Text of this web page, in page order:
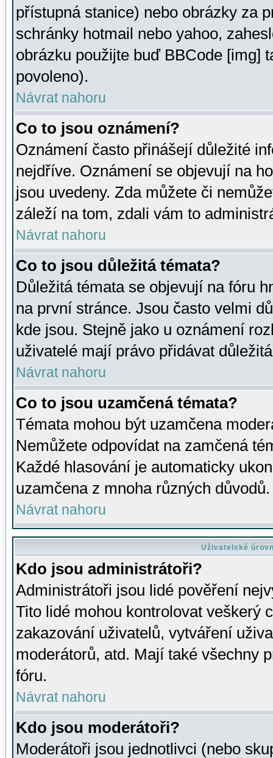
přístupná stanice) nebo obrázky za
schránky hotmail nebo yahoo,
obrázku použijte buď BBCode [img]
povoleno).
Návrat nahoru
Co to jsou oznámení?
Oznámení často přinášejí důležité
nejdříve. Oznámení se objevují na
jsou uvedeny. Zda můžete či
záleží na tom, zdali vám to
Návrat nahoru
Co to jsou důležitá témata?
Důležitá témata se objevují na fóru
na první stránce. Jsou často velmi
kde jsou. Stejně jako u oznámení
uživatelé mají právo přidávat
Návrat nahoru
Co to jsou uzamčená témata?
Témata mohou být uzamčena
Nemůžete odpovídat na zamčená
Každé hlasování je automaticky
uzamčena z mnoha různých důvodů.
Návrat nahoru
Uživatelské
Kdo jsou administrátoři?
Administrátoři jsou lidé pověření
Tito lidé mohou kontrolovat veškerý
zakazování uživatelů, vytváření
moderátorů, atd. Mají také všechny
fóru.
Návrat nahoru
Kdo jsou moderátoři?
Moderátoři jsou jednotlivci (nebo